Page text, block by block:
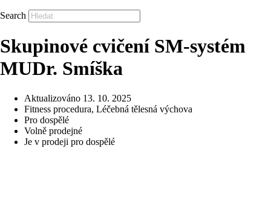
Search
Skupinové cvičení SM-systém
MUDr. Smíška
Aktualizováno 13. 10. 2025
Fitness procedura, Léčebná tělesná výchova
Pro dospělé
Volně prodejné
Je v prodeji pro dospělé